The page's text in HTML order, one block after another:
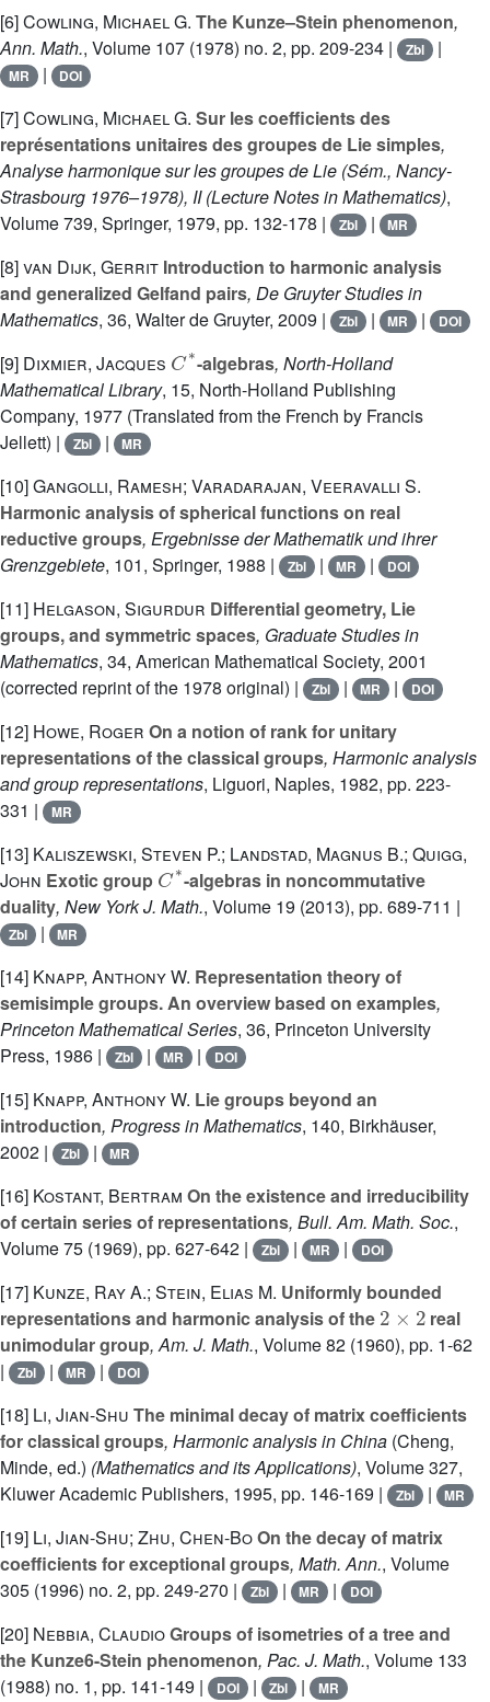
[6]Cowling, Michael G. The Kunze–Stein phenomenon,
Ann. Math., Volume 107 (1978) no. 2, pp. 209-234 | Zbl |
MR | DOI
[7]Cowling, Michael G. Sur les coefficients des
représentations unitaires des groupes de Lie simples,
Analyse harmonique sur les groupes de Lie (Sém., Nancy-
Strasbourg 1976–1978), II(Lecture Notes in Mathematics),
Volume 739, Springer, 1979, pp. 132-178 | Zbl | MR
[8]van Dijk, Gerrit Introduction to harmonic analysis
and generalized Gelfand pairs, De Gruyter Studies in
Mathematics, 36, Walter de Gruyter, 2009 | Zbl | MR | DOI
[9] Dixmier, Jacques
*
-algebras, North-Holland
Mathematical Library, 15, North-Holland Publishing
Company, 1977 (Translated from the French by Francis
Jellett) |
Zbl | MR
[10]Gangolli, Ramesh; Varadarajan, Veeravalli S.
Harmonic analysis of spherical functions on real
reductive groups, Ergebnisse der Mathematik und ihrer
Grenzgebiete, 101, Springer, 1988 | Zbl | MR | DOI
[11] Helgason, Sigurdur Differential geometry, Lie
groups, and symmetric spaces, Graduate Studies in
Mathematics, 34, American Mathematical Society, 2001
(corrected reprint of the 1978 original) |
Zbl | MR | DOI
[12] Howe, Roger On a notion of rank for unitary
representations of the classical groups, Harmonic analysis
and group representations, Liguori, Naples, 1982, pp. 223-
331 |
MR
[13] Kaliszewski, Steven P.; Landstad, Magnus B.; Quigg,
John Exotic group
C*
-algebras in noncommutative
duality, New York J. Math., Volume 19 (2013), pp. 689-711 |
Zbl | MR
[14] Knapp, Anthony W. Representation theory of
semisimple groups. An overview based on examples,
Princeton Mathematical Series, 36, Princeton University
Press, 1986 |
Zbl | MR | DOI
[15] Knapp, Anthony W. Lie groups beyond an
introduction, Progress in Mathematics, 140, Birkhäuser,
2002 |
Zbl | MR
[16] Kostant, Bertram On the existence and irreducibility
of certain series of representations, Bull. Am. Math. Soc.,
Volume 75 (1969), pp. 627-642 | Zbl | MR | DOI
[17] Kunze, Ray A.; Stein, Elias M. Uniformly bounded
representations and harmonic analysis of the
2×2
real
unimodular group, Am. J. Math., Volume 82 (1960), pp. 1-62
|
Zbl | MR | DOI
[18] Li, Jian-Shu The minimal decay of matrix coefficients
for classical groups, Harmonic analysis in China (Cheng,
Minde, ed.) (Mathematics and its Applications), Volume 327,
Kluwer Academic Publishers, 1995, pp. 146-169 |
Zbl | MR
[19] Li, Jian-Shu; Zhu, Chen-BoOn the decay of matrix
coefficients for exceptional groups, Math. Ann., Volume
305 (1996) no. 2, pp. 249-270 | Zbl | MR | DOI
[20] Nebbia, ClaudioGroups of isometries of a tree and
the Kunze6-Stein phenomenon, Pac. J. Math., Volume 133
(1988) no. 1, pp. 141-149 |
DOI | Zbl | MR